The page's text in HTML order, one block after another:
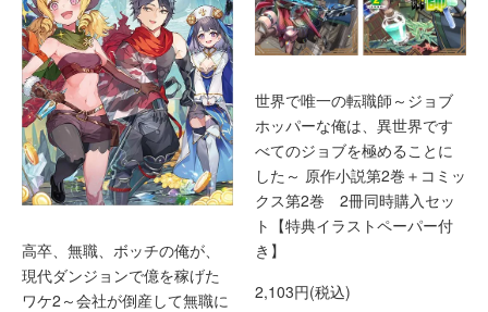
高卒、無職、ボッチの俺が、
現代ダンジョンで億を稼げた
ワケ2～会社が倒産して無職に
世界で唯一の転職師～ジョブ
ホッパーな俺は、異世界です
べてのジョブを極めることに
した～ 原作小説第2巻＋コミッ
クス第2巻 2冊同時購入セッ
ト【特典イラストペーパー付
き】
2,103円(税込)